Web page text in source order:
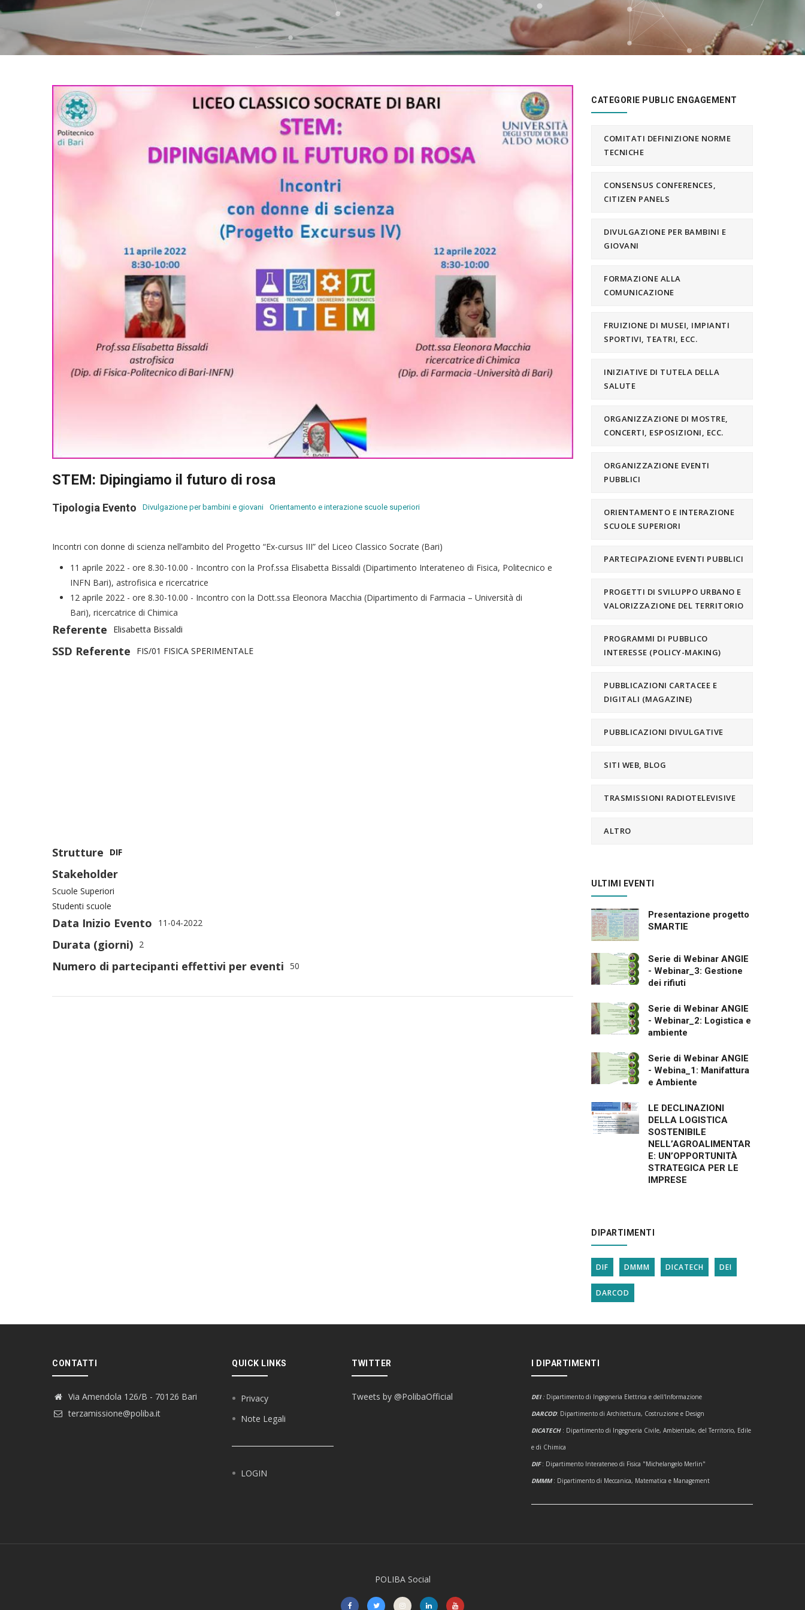
STEM: Dipingiamo il futuro di rosa
Tipologia Evento Divulgazione per bambini e giovani Orientamento e interazione scuole superiori
Incontri con donne di scienza nell’ambito del Progetto “Ex-cursus III” del Liceo Classico Socrate (Bari)
11 aprile 2022 - ore 8.30-10.00 - Incontro con la Prof.ssa Elisabetta Bissaldi (Dipartimento Interateneo di Fisica, Politecnico e
INFN Bari), astrofisica e ricercatrice
12 aprile 2022 - ore 8.30-10.00 - Incontro con la Dott.ssa Eleonora Macchia (Dipartimento di Farmacia – Università di
Bari), ricercatrice di Chimica
Referente Elisabetta Bissaldi
SSD Referente FIS/01 FISICA SPERIMENTALE
Strutture DIF
Stakeholder
Scuole Superiori
Studenti scuole
Data Inizio Evento 11-04-2022
Durata (giorni) 2
Numero di partecipanti effettivi per eventi 50
CATEGORIE PUBLIC ENGAGEMENT
COMITATI DEFINIZIONE NORME
TECNICHE
CONSENSUS CONFERENCES,
CITIZEN PANELS
DIVULGAZIONE PER BAMBINI E
GIOVANI
FORMAZIONE ALLA
COMUNICAZIONE
FRUIZIONE DI MUSEI, IMPIANTI
SPORTIVI, TEATRI, ECC.
INIZIATIVE DI TUTELA DELLA
SALUTE
ORGANIZZAZIONE DI MOSTRE,
CONCERTI, ESPOSIZIONI, ECC.
ORGANIZZAZIONE EVENTI
PUBBLICI
ORIENTAMENTO E INTERAZIONE
SCUOLE SUPERIORI
PARTECIPAZIONE EVENTI PUBBLICI
PROGETTI DI SVILUPPO URBANO E
VALORIZZAZIONE DEL TERRITORIO
PROGRAMMI DI PUBBLICO
INTERESSE (POLICY-MAKING)
PUBBLICAZIONI CARTACEE E
DIGITALI (MAGAZINE)
PUBBLICAZIONI DIVULGATIVE
SITI WEB, BLOG
TRASMISSIONI RADIOTELEVISIVE
ALTRO
ULTIMI EVENTI
Presentazione progetto
SMARTIE
Serie di Webinar ANGIE
- Webinar_3: Gestione
dei rifiuti
Serie di Webinar ANGIE
- Webinar_2: Logistica e
ambiente
Serie di Webinar ANGIE
- Webina_1: Manifattura
e Ambiente
LE DECLINAZIONI
DELLA LOGISTICA
SOSTENIBILE
NELL’AGROALIMENTAR
E: UN’OPPORTUNITÀ
STRATEGICA PER LE
IMPRESE
DIPARTIMENTI
DIF DMMM DICATECH DEI
DARCOD
CONTATTI
Via Amendola 126/B - 70126 Bari
terzamissione@poliba.it
QUICK LINKS
Privacy
Note Legali
LOGIN
TWITTER
Tweets by @PolibaOfficial
I DIPARTIMENTI
DEI : Dipartimento di Ingegneria Elettrica e dell'Informazione
DARCOD: Dipartimento di Architettura, Costruzione e Design
DICATECH : Dipartimento di Ingegneria Civile, Ambientale, del Territorio, Edile
e di Chimica
DIF: Dipartimento Interateneo di Fisica "Michelangelo Merlin"
DMMM: Dipartimento di Meccanica, Matematica e Management
POLIBA Social